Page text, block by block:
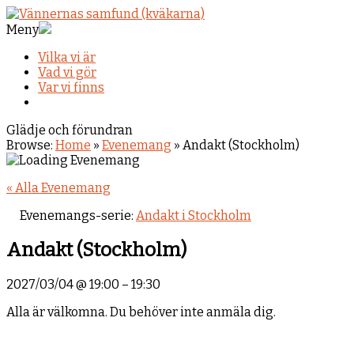
Meny
Vilka vi är
Vad vi gör
Var vi finns
Glädje och förundran
Browse: Home » Evenemang » Andakt (Stockholm)
« Alla Evenemang
Evenemangs-serie: Andakt i Stockholm
Andakt (Stockholm)
2027/03/04@ 19:00 – 19:30
Alla är välkomna. Du behöver inte anmäla dig.